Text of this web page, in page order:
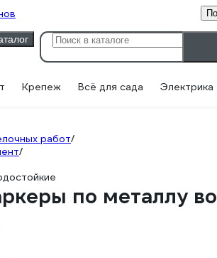
Крепеж Всё для сада Электрика
работ/
/
по металлу